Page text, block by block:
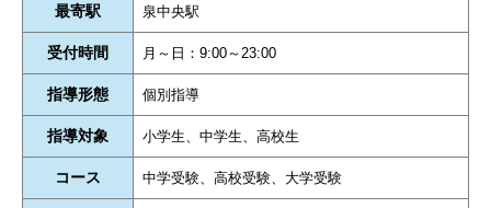
最寄駅 泉中央駅
受付時間 月～日：9:00～23:00
指導形態 個別指導
指導対象 小学生、中学生、高校生
コース 中学受験、高校受験、大学受験